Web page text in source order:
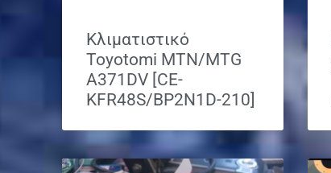
Κλιματιστικό
Toyotomi MTN/MTG
A371DV [CE-
KFR48S/BP2Ν1D-210]